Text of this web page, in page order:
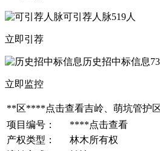
可引荐人脉519人
立即引荐
历史招中标信息
立即监控
**区****点击查看吉岭、萌坑管护
项目编号：
****点击查看
产权类型：
林木所有权